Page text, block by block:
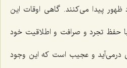
پیدا می‌کنند. گاهی اوقات این
با حفظ تجرد و صرافت و اطلاقیت خود
درمی‌آید و عجیب است که این وجود